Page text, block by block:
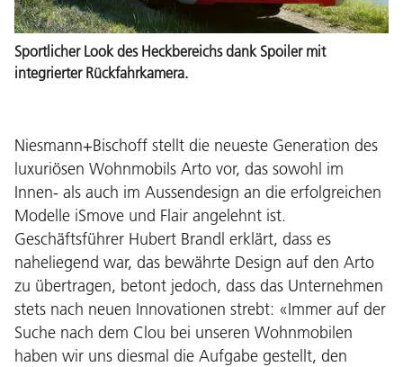
Sportlicher Look des Heckbereichs dank Spoiler mit
integrierter Rückfahrkamera.
Niesmann+Bischoff stellt die neueste Generation des
luxuriösen Wohnmobils Arto vor, das sowohl im
Innen- als auch im Aussendesign an die erfolgreichen
Modelle iSmove und Flair angelehnt ist.
Geschäftsführer Hubert Brandl erklärt, dass es
naheliegend war, das bewährte Design auf den Arto
zu übertragen, betont jedoch, dass das Unternehmen
stets nach neuen Innovationen strebt: «Immer auf der
Suche nach dem Clou bei unseren Wohnmobilen
haben wir uns diesmal die Aufgabe gestellt, den